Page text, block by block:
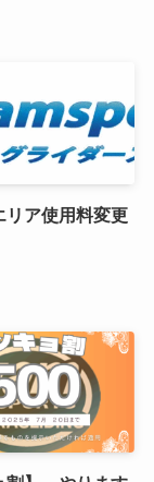
リア使用料変更